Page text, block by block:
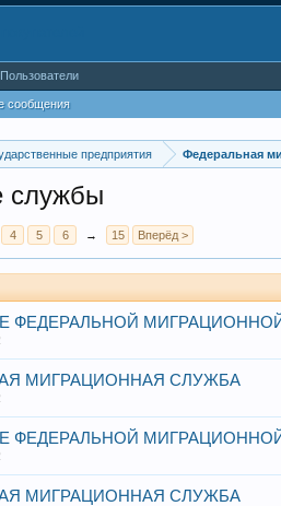
предприятия Федеральная
службы
4 5 6 → 15 Вперёд >
ФЕДЕРАЛЬНОЙ
МИГРАЦИОННАЯ СЛУЖБА
ФЕДЕРАЛЬНОЙ
МИГРАЦИОННАЯ СЛУЖБА
сообщения
Пользователи